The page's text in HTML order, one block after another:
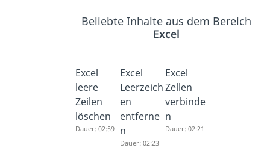
Beliebte Inhalte aus dem Bereich
Excel
Excel
leere
Zeilen
löschen
Dauer: 02:59
Excel
Leerzeich
en
entferne
n
Dauer: 02:23
Excel
Zellen
verbinde
n
Dauer: 02:21